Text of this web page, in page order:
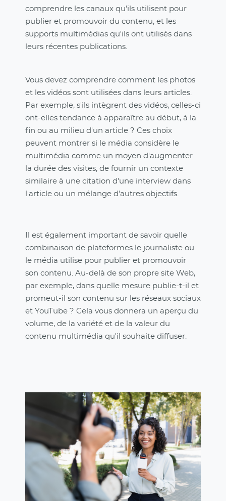
comprendre les canaux qu'ils utilisent pour
publier et promouvoir du contenu, et les
supports multimédias qu'ils ont utilisés dans
leurs récentes publications.
Vous devez comprendre comment les photos
et les vidéos sont utilisées dans leurs articles.
Par exemple, s'ils intègrent des vidéos, celles-ci
ont-elles tendance à apparaître au début, à la
fin ou au milieu d'un article ? Ces choix
peuvent montrer si le média considère le
multimédia comme un moyen d'augmenter
la durée des visites, de fournir un contexte
similaire à une citation d'une interview dans
l'article ou un mélange d'autres objectifs.
Il est également important de savoir quelle
combinaison de plateformes le journaliste ou
le média utilise pour publier et promouvoir
son contenu. Au-delà de son propre site Web,
par exemple, dans quelle mesure publie-t-il et
promeut-il son contenu sur les réseaux sociaux
et YouTube ? Cela vous donnera un aperçu du
volume, de la variété et de la valeur du
contenu multimédia qu'il souhaite diffuser.